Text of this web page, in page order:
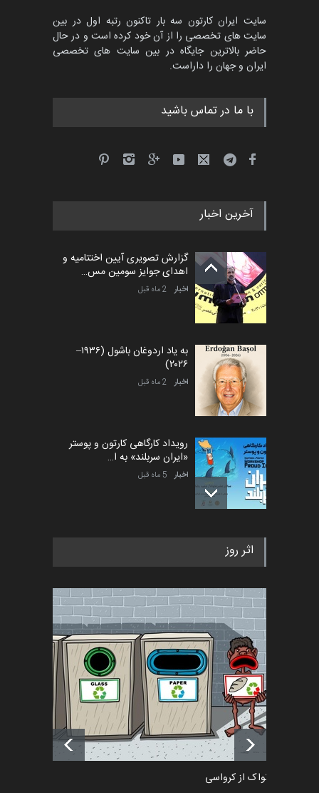
سایت ایران کارتون سه بار تاکنون رتبه اول در بین
سایت های تخصصی را از آن خود کرده است و در حال
حاضر بالاترین جایگاه در بین سایت های تخصصی
ایران و جهان را داراست.
با ما در تماس باشید
آخرین اخبار
گزارش تصویری آیین اختتامیه و
اهدای جوایز سومین مس…
اخبار 2 ماه قبل
به یاد اردوغان باشول (۱۹۳۶–
۲۰۲۶)
اخبار 2 ماه قبل
رویداد کارگاهی کارتون و پوستر
«ایران سربلند» به ا…
اخبار 5 ماه قبل
فراخوان رویداد کارگاهی کارتون و
اخبار 6 ماه قبل
تسلیت به همکار | سهراب خیری
اخبار 6 ماه قبل
آغاز دوره‌های تخصصی فصل
تابستان 1405 خانه کاریکات…
اخبار حدود یک ماه قبل
اثر روز
دمیر نواک از کرواسی